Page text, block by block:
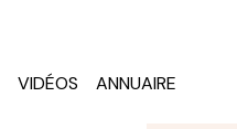
VIDÉOS ANNUAIRE